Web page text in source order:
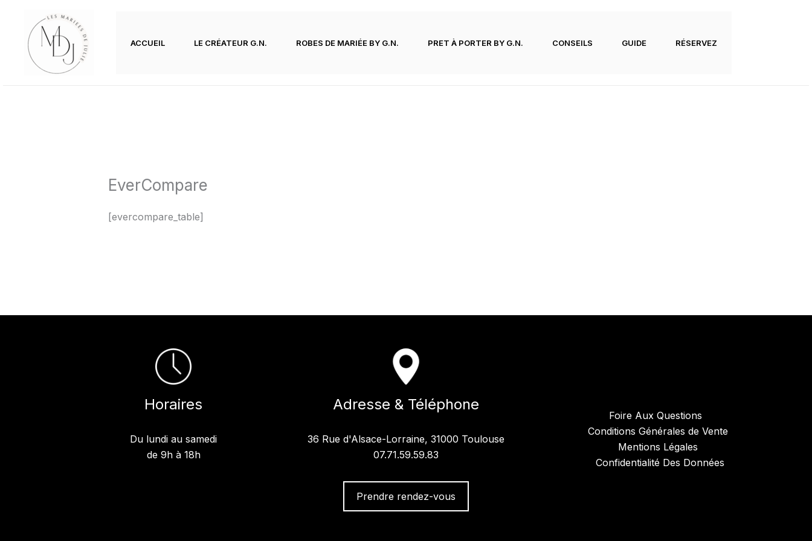
contenu
ACCUEIL LE CRÉATEUR G.N. ROBES DE MARIÉE BY G.N. PRET À PORTER BY G.N. CONSEILS GUIDE RÉSERVEZ
EverCompare
[evercompare_table]
Horaires
Du lundi au samedi
de 9h à 18h
Adresse & Téléphone
36 Rue d'Alsace-Lorraine, 31000 Toulouse
07.71.59.59.83
Prendre rendez-vous
Foire Aux Questions
Conditions Générales de Vente
Mentions Légales
Confidentialité Des Données